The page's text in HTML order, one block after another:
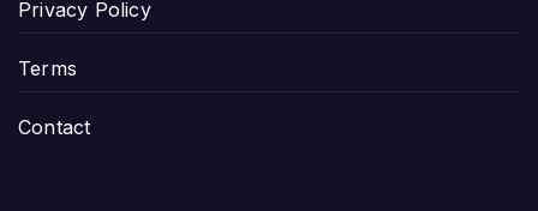
Privacy Policy
Terms
Contact